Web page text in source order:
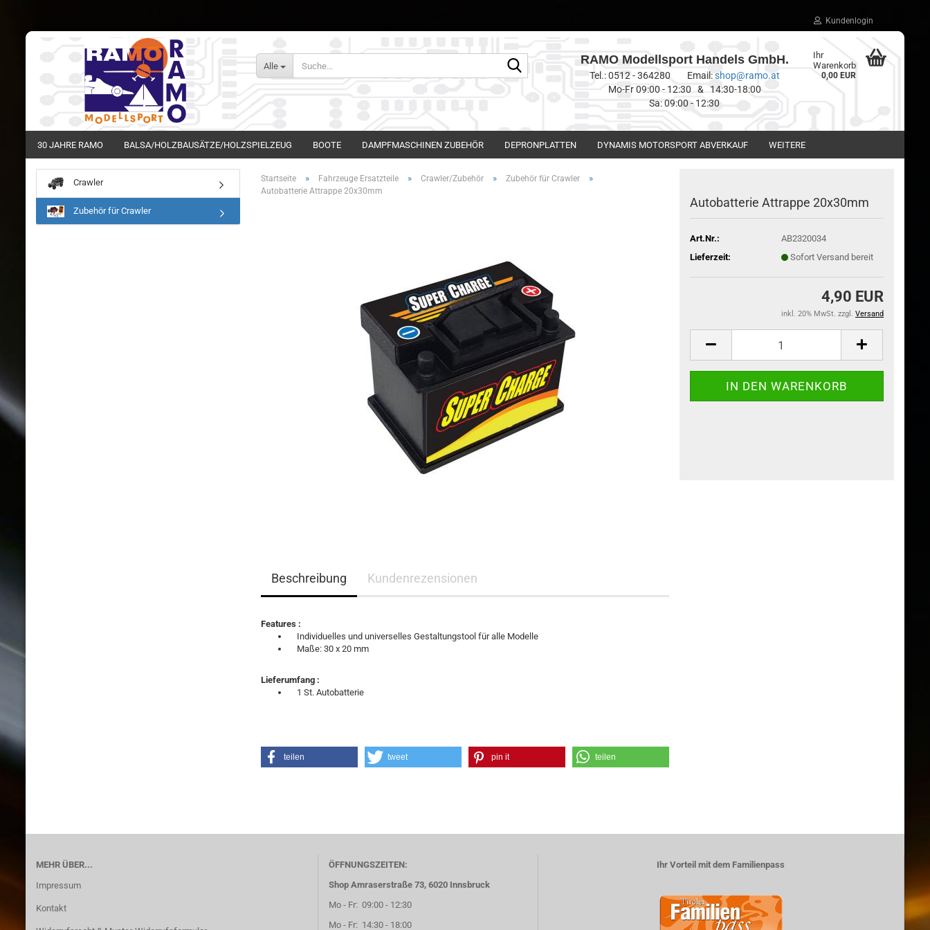
Kundenlogin
Alle RAMO Modellsport Handels GmbH.
Tel.: 0512 - 364280 Email:shop@ramo.at
Mo-Fr 09:00 - 12:30 & 14:30-18:00
Sa: 09:00 - 12:30
Ihr
Warenkorb
0,00 EUR
30 JAHRE RAMO BALSA/HOLZBAUSÄTZE/HOLZSPIELZEUG BOOTE DAMPFMASCHINEN ZUBEHÖR DEPRONPLATTEN DYNAMIS MOTORSPORT ABVERKAUF WEITERE
Startseite » Fahrzeuge Ersatzteile » Crawler/Zubehör » Zubehör für Crawler »
Autobatterie Attrappe 20x30mm
Autobatterie Attrappe 20x30mm
Art.Nr.:
AB2320034
Lieferzeit:
Sofort Versand bereit
4,90 EUR
inkl. 20% MwSt. zzgl. Versand
Beschreibung Kundenrezensionen
Features :
Individuelles und universelles Gestaltungstool für alle Modelle
Maße: 30 x 20 mm
Lieferumfang :
1 St. Autobatterie
teilen tweet pin it teilen
Crawler
Zubehör für Crawler
MEHR ÜBER...
Impressum
Kontakt
ÖFFNUNGSZEITEN:
Shop Amraserstraße 73, 6020 Innsbruck
Mo - Fr: 09:00 - 12:30
Mo - Fr: 14:30 - 18:00
Ihr Vorteil mit dem Familienpass